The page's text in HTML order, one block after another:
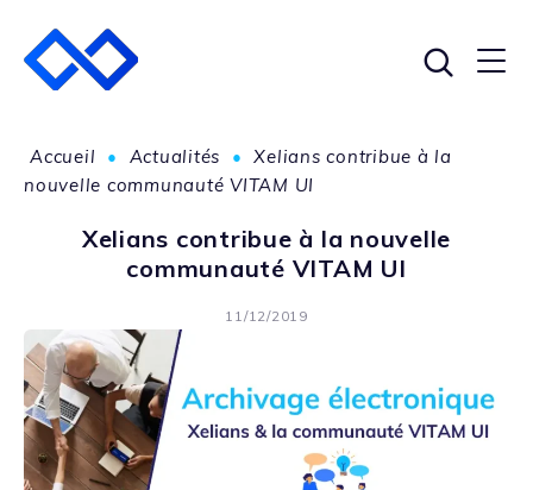
Accueil • Actualités • Xelians contribue à la
nouvelle communauté VITAM UI
Xelians contribue à la nouvelle
communauté VITAM UI
11/12/2019